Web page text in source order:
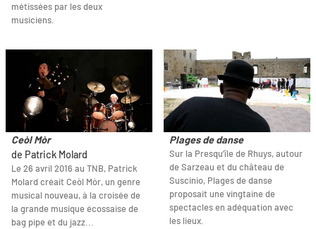
métissées par les deux
musiciens.
Ceòl Mòr
de Patrick Molard
Le 26 avril 2016 au TNB, Patrick
Molard créait Ceòl Mòr, un genre
musical nouveau, à la croisée de
la grande musique écossaise de
bag pipe et du jazz...
Plages de danse
Sur la Presqu’île de Rhuys, autour
de Sarzeau et du château de
Suscinio, Plages de danse
proposait une vingtaine de
spectacles en adéquation avec
les lieux.